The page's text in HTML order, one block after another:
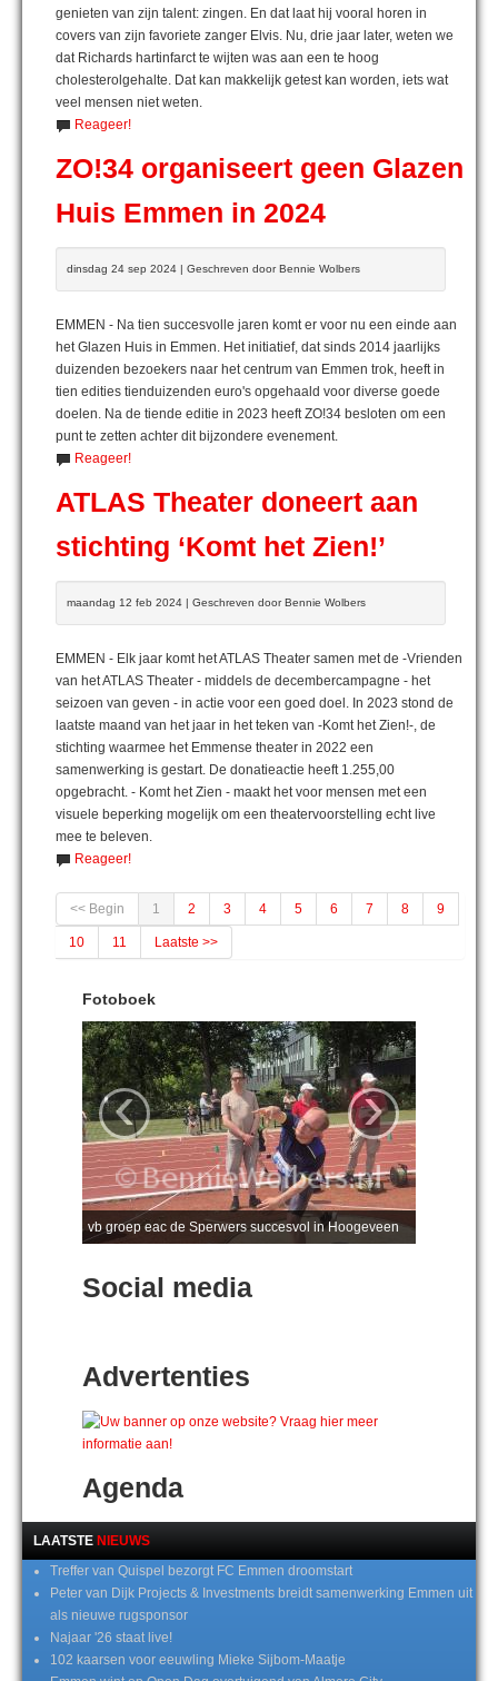
genieten van zijn talent: zingen. En dat laat hij vooral horen in
covers van zijn favoriete zanger Elvis. Nu, drie jaar later, weten we
dat Richards hartinfarct te wijten was aan een te hoog
cholesterolgehalte. Dat kan makkelijk getest kan worden, iets wat
veel mensen niet weten.
Reageer!
ZO!34 organiseert geen Glazen
Huis Emmen in 2024
dinsdag 24 sep 2024 | Geschreven door Bennie Wolbers
EMMEN - Na tien succesvolle jaren komt er voor nu een einde aan
het Glazen Huis in Emmen. Het initiatief, dat sinds 2014 jaarlijks
duizenden bezoekers naar het centrum van Emmen trok, heeft in
tien edities tienduizenden euro's opgehaald voor diverse goede
doelen. Na de tiende editie in 2023 heeft ZO!34 besloten om een
punt te zetten achter dit bijzondere evenement.
Reageer!
ATLAS Theater doneert aan
stichting ‘Komt het Zien!’
maandag 12 feb 2024 | Geschreven door Bennie Wolbers
EMMEN - Elk jaar komt het ATLAS Theater samen met de -Vrienden
van het ATLAS Theater - middels de decembercampagne - het
seizoen van geven - in actie voor een goed doel. In 2023 stond de
laatste maand van het jaar in het teken van -Komt het Zien!-, de
stichting waarmee het Emmense theater in 2022 een
samenwerking is gestart. De donatieactie heeft 1.255,00
opgebracht. - Komt het Zien - maakt het voor mensen met een
visuele beperking mogelijk om een theatervoorstelling echt live
mee te beleven.
Reageer!
<< Begin 1 2 3 4 5 6 7 8 9
10 11 Laatste >>
Fotoboek
vb groep eac de Sperwers succesvol in Hoogeveen
‹ ›
Social media
Advertenties
Agenda
LAATSTE NIEUWS
Treffer van Quispel bezorgt FC Emmen droomstart
Peter van Dijk Projects & Investments breidt samenwerking Emmen uit
als nieuwe rugsponsor
Najaar '26 staat live!
102 kaarsen voor eeuwling Mieke Sijbom-Maatje